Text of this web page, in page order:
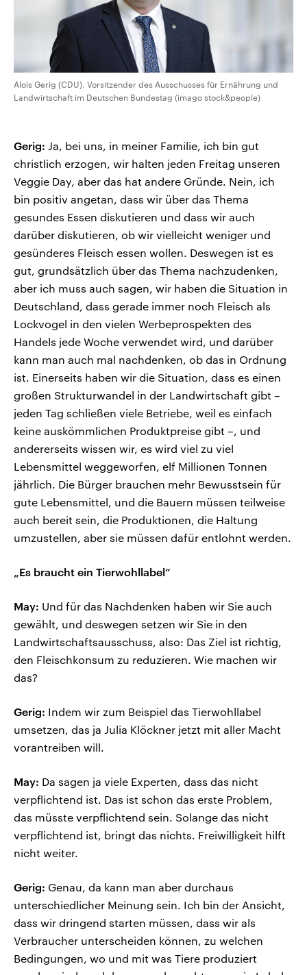
Alois Gerig (CDU), Vorsitzender des Ausschusses für Ernährung und
Landwirtschaft im Deutschen Bundestag (imago stock&people)
Gerig: Ja, bei uns, in meiner Familie, ich bin gut
christlich erzogen, wir halten jeden Freitag unseren
Veggie Day, aber das hat andere Gründe. Nein, ich
bin positiv angetan, dass wir über das Thema
gesundes Essen diskutieren und dass wir auch
darüber diskutieren, ob wir vielleicht weniger und
gesünderes Fleisch essen wollen. Deswegen ist es
gut, grundsätzlich über das Thema nachzudenken,
aber ich muss auch sagen, wir haben die Situation in
Deutschland, dass gerade immer noch Fleisch als
Lockvogel in den vielen Werbeprospekten des
Handels jede Woche verwendet wird, und darüber
kann man auch mal nachdenken, ob das in Ordnung
ist. Einerseits haben wir die Situation, dass es einen
großen Strukturwandel in der Landwirtschaft gibt –
jeden Tag schließen viele Betriebe, weil es einfach
keine auskömmlichen Produktpreise gibt –, und
andererseits wissen wir, es wird viel zu viel
Lebensmittel weggeworfen, elf Millionen Tonnen
jährlich. Die Bürger brauchen mehr Bewusstsein für
gute Lebensmittel, und die Bauern müssen teilweise
auch bereit sein, die Produktionen, die Haltung
umzustellen, aber sie müssen dafür entlohnt werden.
„Es braucht ein Tierwohllabel“
May: Und für das Nachdenken haben wir Sie auch
gewählt, und deswegen setzen wir Sie in den
Landwirtschaftsausschuss, also: Das Ziel ist richtig,
den Fleischkonsum zu reduzieren. Wie machen wir
das?
Gerig: Indem wir zum Beispiel das Tierwohllabel
umsetzen, das ja Julia Klöckner jetzt mit aller Macht
vorantreiben will.
May: Da sagen ja viele Experten, dass das nicht
verpflichtend ist. Das ist schon das erste Problem,
das müsste verpflichtend sein. Solange das nicht
verpflichtend ist, bringt das nichts. Freiwilligkeit hilft
nicht weiter.
Gerig: Genau, da kann man aber durchaus
unterschiedlicher Meinung sein. Ich bin der Ansicht,
dass wir dringend starten müssen, dass wir als
Verbraucher unterscheiden können, zu welchen
Bedingungen, wo und mit was Tiere produziert